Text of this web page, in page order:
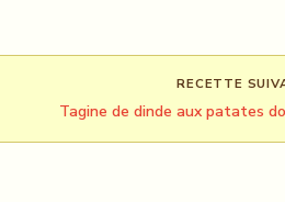
RECETTE
Tagine de dinde aux patates